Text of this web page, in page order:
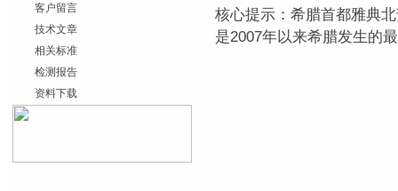
客户留言
技术文章
相关标准
检测报告
资料下载
核心提示：希腊首都雅典
是2007年以来希腊发生的